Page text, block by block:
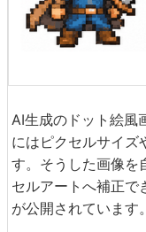
AI生成のドット絵風
にはピクセルサイズ
す。そうした画像を
セルアートへ補正で
が公開されています。